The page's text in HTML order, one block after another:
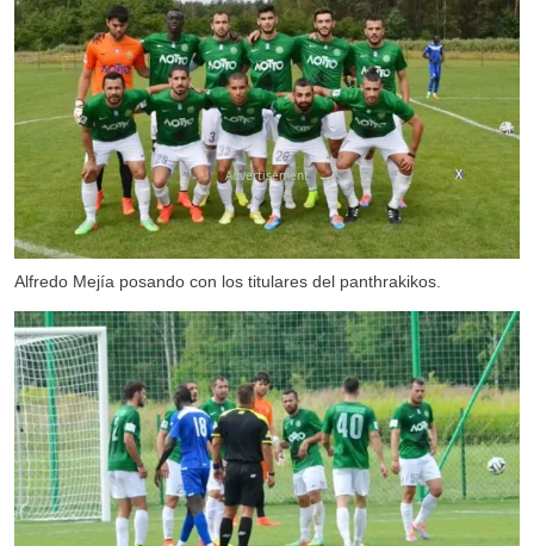
Alfredo Mejía posando con los titulares del panthrakikos.
X